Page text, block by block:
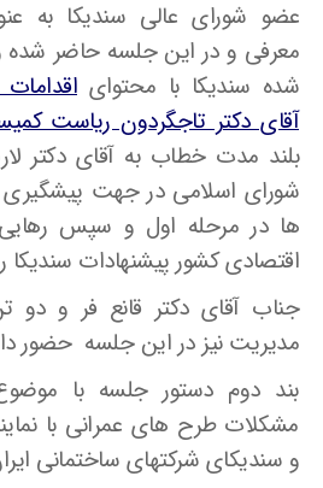
عضو شورای عالی سندیکا به
معرفی و در این جلسه حاضر شده و
شده سندیکا با محتوای
آقای دکتر تاجگردون ریاست
بلند مدت خطاب به آقای دکتر
شورای اسلامی در جهت پیشگیری
ها در مرحله اول و سپس
اقتصادی کشور پیشنهادات سندیکا را
جناب آقای دکتر قانع فر و دو
مدیریت نیز در این جلسه حضور
بند دوم دستور جلسه با
مشکلات طرح های عمرانی با
و سندیکای شرکتهای ساختمانی